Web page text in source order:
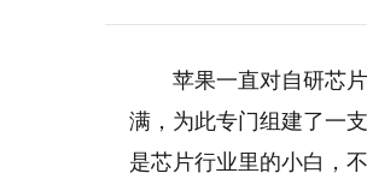
苹果一直对自研芯
满，为此专门组建了一
是芯片行业里的小白，